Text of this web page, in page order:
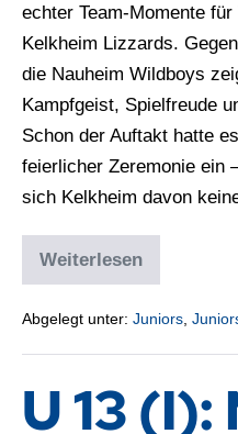
echter Team-Momente
Kelkheim Lizzards.
die Nauheim Wildboys
Kampfgeist, Spielfreude
Schon der Auftakt hatte
feierlicher Zeremonie ein
sich Kelkheim davon
Weiterlesen
Abgelegt unter: Juniors
U 13